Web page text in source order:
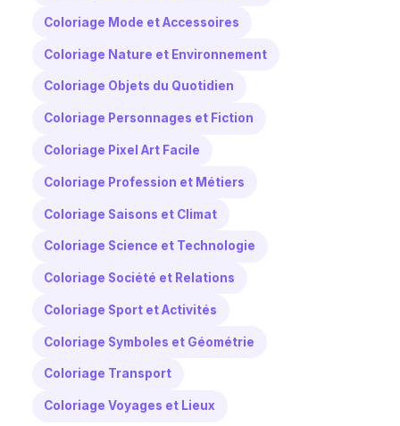
Coloriage Mode et Accessoires
Coloriage Nature et Environnement
Coloriage Objets du Quotidien
Coloriage Personnages et Fiction
Coloriage Pixel Art Facile
Coloriage Profession et Métiers
Coloriage Saisons et Climat
Coloriage Science et Technologie
Coloriage Société et Relations
Coloriage Sport et Activités
Coloriage Symboles et Géométrie
Coloriage Transport
Coloriage Voyages et Lieux